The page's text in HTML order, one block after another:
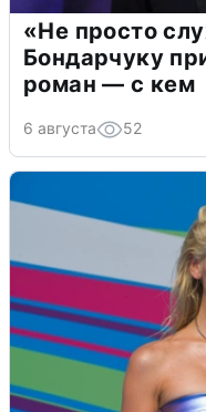
«Не просто
Бондарчуку
роман — с кем
6 августа 52